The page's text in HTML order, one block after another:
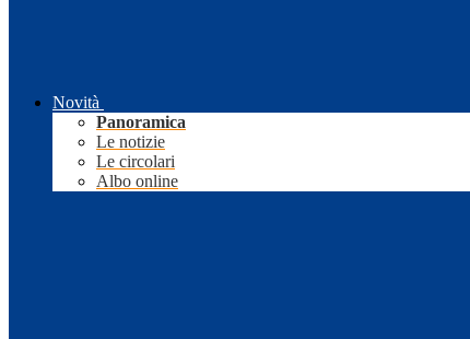
Novità
Panoramica
Le notizie
Le circolari
Albo online